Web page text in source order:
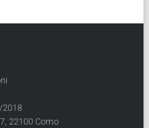
2018
22100 Como